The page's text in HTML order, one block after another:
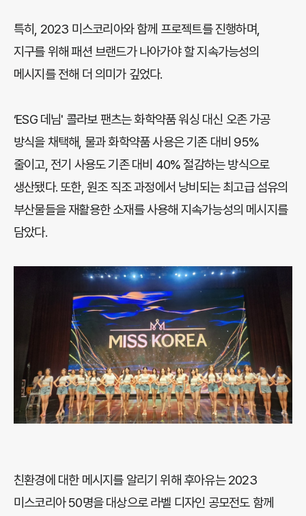
특히, 2023 미스코리아와 함께 프로젝트를 진행하며,
지구를 위해 패션 브랜드가 나아가야 할 지속가능성의
메시지를 전해 더 의미가 깊었다.
‘ESG 데님' 콜라보 팬츠는 화학약품 워싱 대신 오존 가공
방식을 채택해, 물과 화학약품 사용은 기존 대비 95%
줄이고, 전기 사용도 기존 대비 40% 절감하는 방식으로
생산됐다. 또한, 원조 직조 과정에서 낭비되는 최고급 섬유의
부산물들을 재활용한 소재를 사용해 지속가능성의 메시지를
담았다.
친환경에 대한 메시지를 알리기 위해 후아유는 2023
미스코리아 50명을 대상으로 라벨 디자인 공모전도 함께